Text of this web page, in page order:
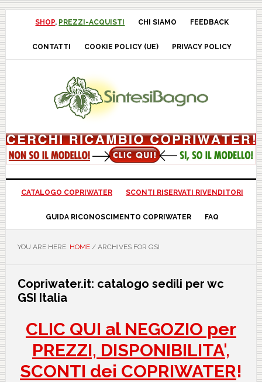
Skip
to
primary
navigation
Skip
to
main
content
Skip
to
primary
sidebar
Skip
to
footer
SHOP. PREZZI-ACQUISTI CHI SIAMO FEEDBACK
CONTATTI COOKIE POLICY (UE) PRIVACY POLICY
CATALOGO COPRIWATER SCONTI RISERVATI RIVENDITORI
GUIDA RICONOSCIMENTO COPRIWATER FAQ
YOU ARE HERE: HOME /ARCHIVES FOR GSI
Copriwater.it: catalogo sedili per wc
GSI Italia
CLIC QUI al NEGOZIO per
PREZZI, DISPONIBILITA',
SCONTI dei COPRIWATER!